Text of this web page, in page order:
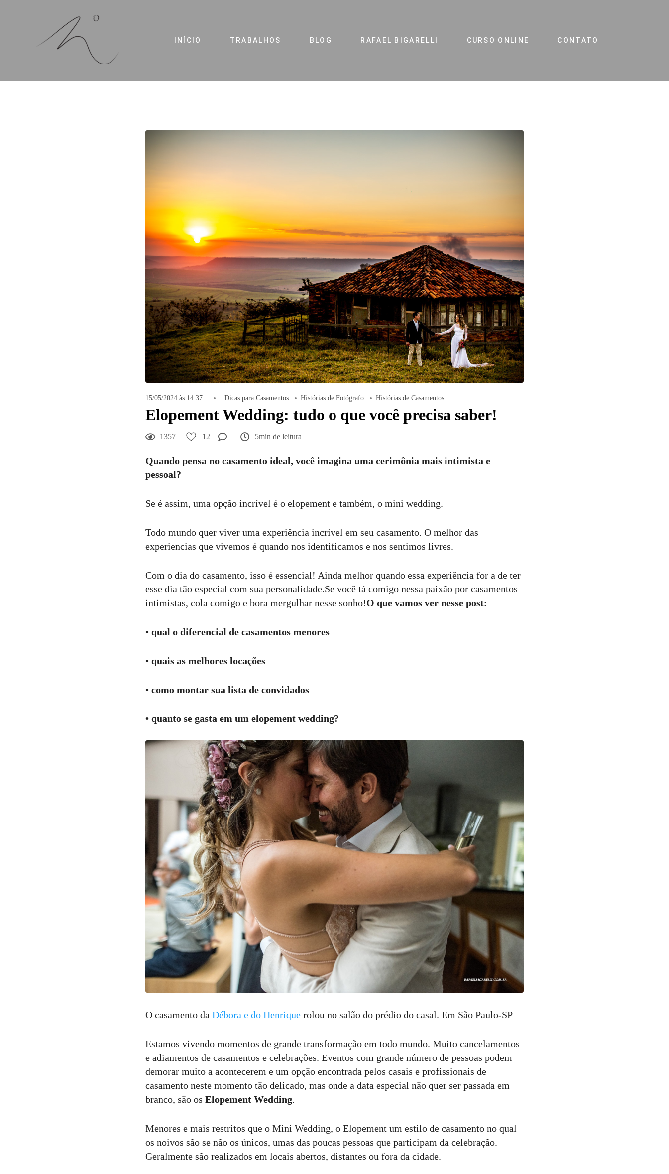
INÍCIO TRABALHOS BLOG RAFAEL BIGARELLI CURSO ONLINE CONTATO
15/05/2024 às 14:37 Dicas para Casamentos Histórias de Fotógrafo Histórias de Casamentos
Elopement Wedding: tudo o que você precisa saber!
1357 12 5min de leitura
Quando pensa no casamento ideal, você imagina uma cerimônia mais intimista e
pessoal?
Se é assim, uma opção incrível é o elopement e também, o mini wedding.
Todo mundo quer viver uma experiência incrível em seu casamento. O melhor das
experiencias que vivemos é quando nos identificamos e nos sentimos livres.
Com o dia do casamento, isso é essencial! Ainda melhor quando essa experiência for a de ter
esse dia tão especial com sua personalidade.Se você tá comigo nessa paixão por casamentos
intimistas, cola comigo e bora mergulhar nesse sonho!O que vamos ver nesse post:
• qual o diferencial de casamentos menores
• quais as melhores locações
• como montar sua lista de convidados
• quanto se gasta em um elopement wedding?
O casamento da Débora e do Henrique rolou no salão do prédio do casal. Em São Paulo-SP
Estamos vivendo momentos de grande transformação em todo mundo. Muito cancelamentos
e adiamentos de casamentos e celebrações. Eventos com grande número de pessoas podem
demorar muito a acontecerem e um opção encontrada pelos casais e profissionais de
casamento neste momento tão delicado, mas onde a data especial não quer ser passada em
branco, são os Elopement Wedding.
Menores e mais restritos que o Mini Wedding, o Elopement um estilo de casamento no qual
os noivos são se não os únicos, umas das poucas pessoas que participam da celebração.
Geralmente são realizados em locais abertos, distantes ou fora da cidade.